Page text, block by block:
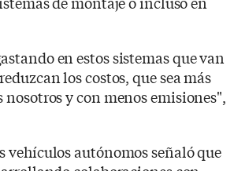
en estos sistemas que van
los costos, que sea más
nosotros y con menos emisiones",
vehículos autónomos señaló que